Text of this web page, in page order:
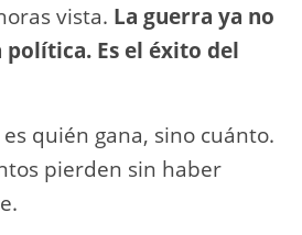
vista. La guerra ya no
política. Es el éxito del
quién gana, sino cuánto.
pierden sin haber